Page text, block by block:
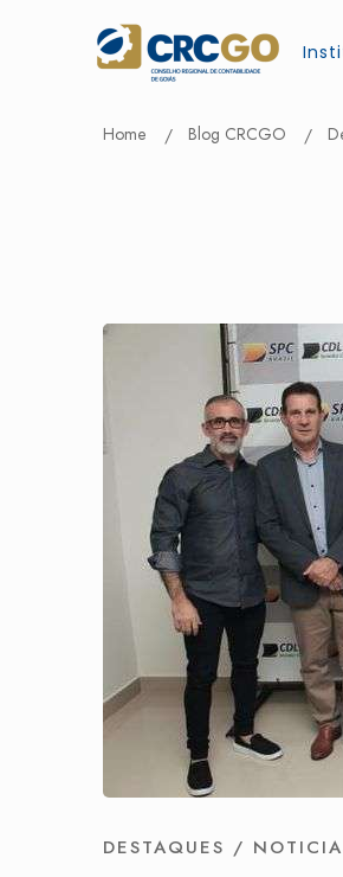
Home Blog CRCGO
DESTAQUES /